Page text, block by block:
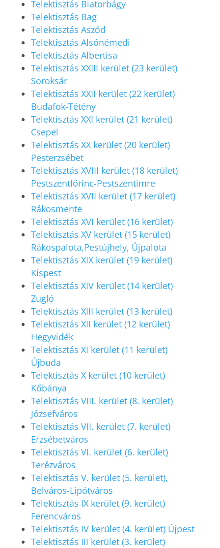
Telektisztás Biatorbágy
Telektisztás Bag
Telektisztás Aszód
Telektisztás Alsónémedi
Telektisztás Albertisa
Telektisztás XXIII kerület (23 kerület)
Soroksár
Telektisztás XXII kerület (22 kerület)
Budafok-Tétény
Telektisztás XXI kerület (21 kerület)
Csepel
Telektisztás XX kerület (20 kerület)
Pesterzsébet
Telektisztás XVIII kerület (18 kerület)
Pestszentlőrinc-Pestszentimre
Telektisztás XVII kerület (17 kerület)
Rákosmente
Telektisztás XVI kerület (16 kerület)
Telektisztás XV kerület (15 kerület)
Rákospalota,Pestújhely, Újpalota
Telektisztás XIX kerület (19 kerület)
Kispest
Telektisztás XIV kerület (14 kerület)
Zugló
Telektisztás XIII kerület (13 kerület)
Telektisztás XII kerület (12 kerület)
Hegyvidék
Telektisztás XI kerület (11 kerület)
Újbuda
Telektisztás X kerület (10 kerület)
Kőbánya
Telektisztás VIII. kerület (8. kerület)
Józsefváros
Telektisztás VII. kerület (7. kerület)
Erzsébetváros
Telektisztás VI. kerület (6. kerület)
Terézváros
Telektisztás V. kerület (5. kerület),
Belváros-Lipótváros
Telektisztás IX kerület (9. kerület)
Ferencváros
Telektisztás IV kerület (4. kerület) Újpest
Telektisztás III kerület (3. kerület)